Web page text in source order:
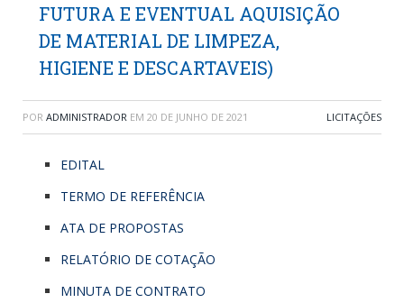
FUTURA E EVENTUAL AQUISIÇÃO
DE MATERIAL DE LIMPEZA,
HIGIENE E DESCARTAVEIS)
POR ADMINISTRADOR EM 20 DE JUNHO DE 2021 LICITAÇÕES
EDITAL
TERMO DE REFERÊNCIA
ATA DE PROPOSTAS
RELATÓRIO DE COTAÇÃO
MINUTA DE CONTRATO